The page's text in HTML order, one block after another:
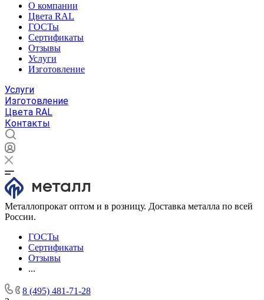
О компании
Цвета RAL
ГОСТы
Сертификаты
Отзывы
Услуги
Изготовление
Услуги
Изготовление
Цвета RAL
Контакты
Металлопрокат оптом и в розницу. Доставка металла по всей
России.
ГОСТы
Сертификаты
Отзывы
...
8 (495) 481-71-28